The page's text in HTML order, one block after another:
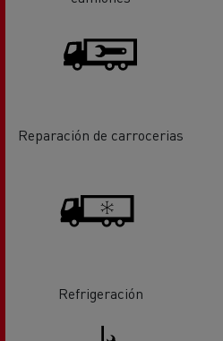
Reparación de carrocerias
Refrigeración